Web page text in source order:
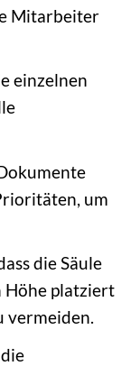
Mitarbeiter
einzelnen
um
die Säule
Höhe platziert
vermeiden.